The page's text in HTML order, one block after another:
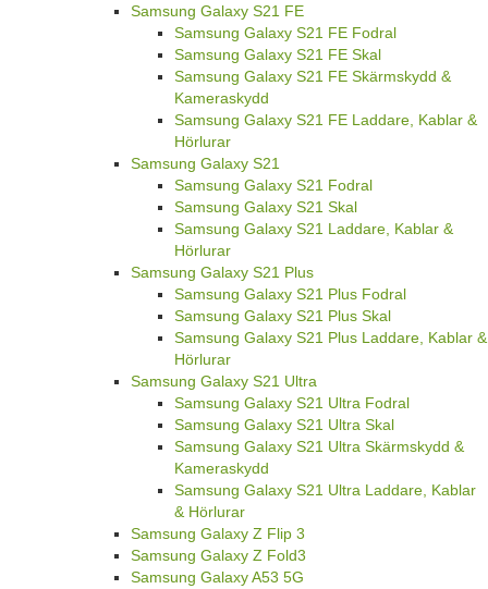
Samsung Galaxy S21 FE
Samsung Galaxy S21 FE Fodral
Samsung Galaxy S21 FE Skal
Samsung Galaxy S21 FE Skärmskydd &
Kameraskydd
Samsung Galaxy S21 FE Laddare, Kablar &
Hörlurar
Samsung Galaxy S21
Samsung Galaxy S21 Fodral
Samsung Galaxy S21 Skal
Samsung Galaxy S21 Laddare, Kablar &
Hörlurar
Samsung Galaxy S21 Plus
Samsung Galaxy S21 Plus Fodral
Samsung Galaxy S21 Plus Skal
Samsung Galaxy S21 Plus Laddare, Kablar &
Hörlurar
Samsung Galaxy S21 Ultra
Samsung Galaxy S21 Ultra Fodral
Samsung Galaxy S21 Ultra Skal
Samsung Galaxy S21 Ultra Skärmskydd &
Kameraskydd
Samsung Galaxy S21 Ultra Laddare, Kablar
& Hörlurar
Samsung Galaxy Z Flip 3
Samsung Galaxy Z Fold3
Samsung Galaxy A53 5G